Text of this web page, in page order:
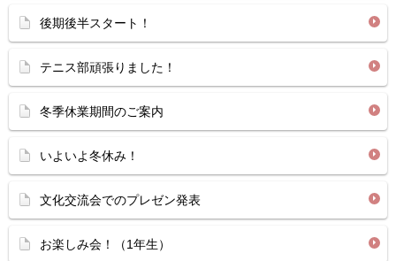
後期後半スタート！
テニス部頑張りました！
冬季休業期間のご案内
いよいよ冬休み！
文化交流会でのプレゼン発表
お楽しみ会！（1年生）